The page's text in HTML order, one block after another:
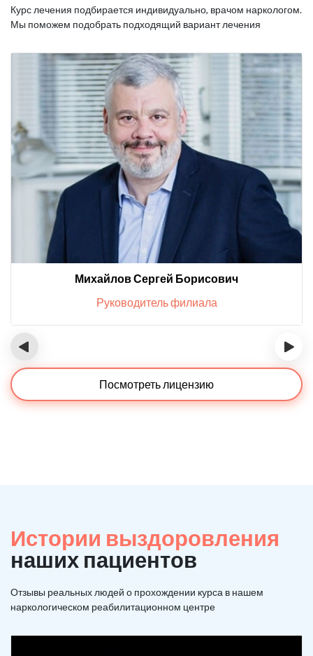
Курс лечения подбирается индивидуально, врачом наркологом.
Мы поможем подобрать подходящий вариант лечения
Михайлов Сергей Борисович
Руководитель филиала
‹ ›
Посмотреть лицензию
Истории выздоровления
наших пациентов
Отзывы реальных людей о прохождении курса в нашем
наркологическом реабилитационном центре